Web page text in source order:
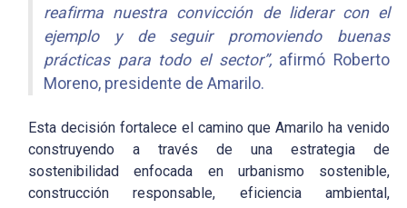
reafirma nuestra convicción de liderar con el
ejemplo y de seguir promoviendo buenas
prácticas para todo el sector”,afirmó Roberto
Moreno, presidente de Amarilo.
Esta decisión fortalece el camino que Amarilo ha venido
construyendo a través de una estrategia de
sostenibilidad enfocada en urbanismo sostenible,
construcción responsable, eficiencia ambiental,